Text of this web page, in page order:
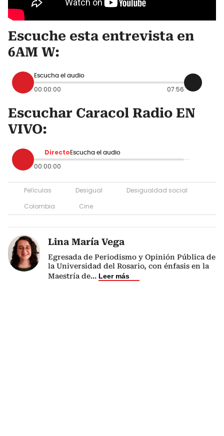
Escuche esta entrevista en
6AM W:
Escucha el audio
00:00:00 07:56
Escuchar Caracol Radio EN
VIVO:
Directo Escucha el audio
00:00:00
Películas Desigual
Desigualdad social
Colombia
Cine
Lina María Vega
Egresada de Periodismo y Opinión Pública de
la Universidad del Rosario, con énfasis en la
Maestría de... Leer más